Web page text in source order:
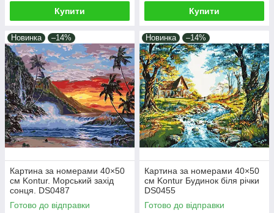
Купити Купити
Новинка –14%
Картина за номерами 40×50
см Kontur. Морський захід
сонця. DS0487
Готово до відправки
Новинка –14%
Картина за номерами 40×50
см Kontur Будинок біля річки
DS0455
Готово до відправки